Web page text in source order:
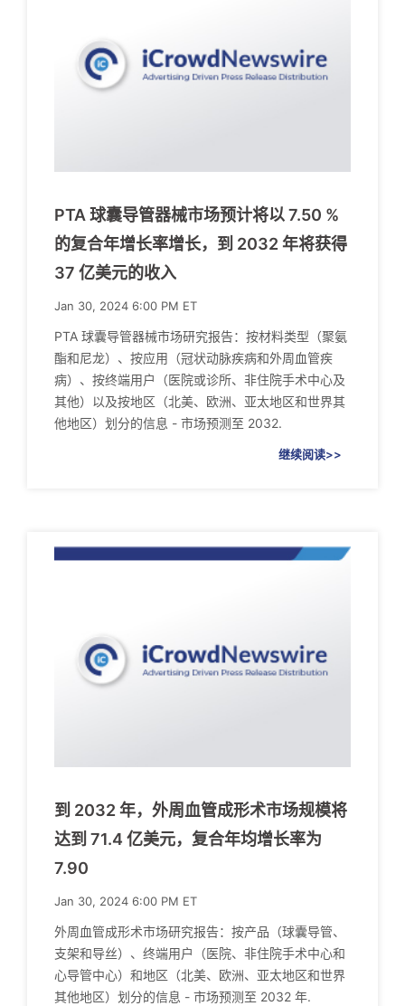
PTA 球囊导管器械市场预计将以 7.50 %
的复合年增长率增长，到 2032 年将获得
37 亿美元的收入
Jan 30, 2024 6:00 PM ET
PTA 球囊导管器械市场研究报告：按材料类型（聚氨
酯和尼龙）、按应用（冠状动脉疾病和外周血管疾
病）、按终端用户（医院或诊所、非住院手术中心及
其他）以及按地区（北美、欧洲、亚太地区和世界其
他地区）划分的信息 - 市场预测至 2032.
继续阅读>>
到 2032 年，外周血管成形术市场规模将
达到 71.4 亿美元，复合年均增长率为
7.90
Jan 30, 2024 6:00 PM ET
外周血管成形术市场研究报告：按产品（球囊导管、
支架和导丝）、终端用户（医院、非住院手术中心和
心导管中心）和地区（北美、欧洲、亚太地区和世界
其他地区）划分的信息 - 市场预测至 2032 年.